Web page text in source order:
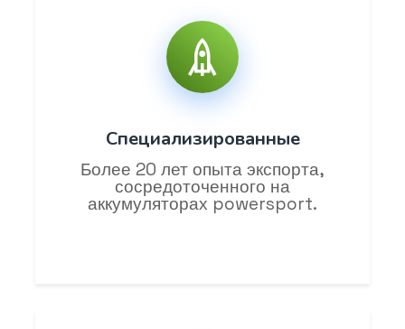
Специализированные
Более 20 лет опыта экспорта,
сосредоточенного на
аккумуляторах powersport.